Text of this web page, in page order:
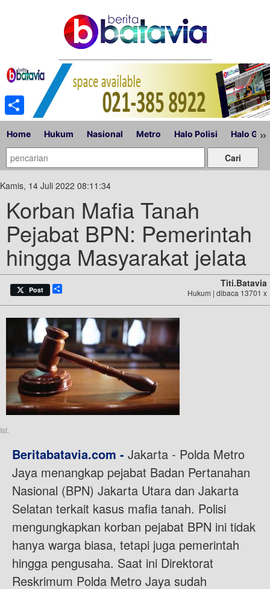
Home Hukum Nasional Metro Halo Polisi Halo »
Kamis, 14 Juli 2022 08:11:34
Korban Mafia Tanah
Pejabat BPN: Pemerintah
hingga Masyarakat jelata
Post
Titi.batavia
Hukum | dibaca 13701 x
Ist.
Beritabatavia.com - Jakarta - Polda Metro
Jaya menangkap pejabat Badan Pertanahan
Nasional (BPN) Jakarta Utara dan Jakarta
Selatan terkait kasus mafia tanah. Polisi
mengungkapkan korban pejabat BPN ini tidak
hanya warga biasa, tetapi juga pemerintah
hingga pengusaha. Saat ini Direktorat
Reskrimum Polda Metro Jaya sudah
Share